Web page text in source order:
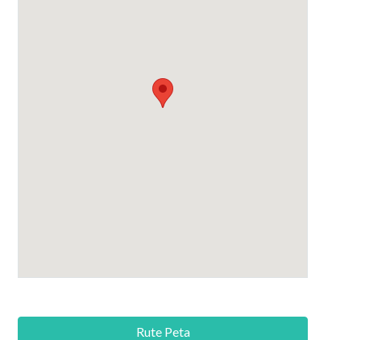
Rute Peta